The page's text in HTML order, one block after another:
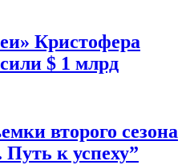
Кристофера
$ 1 млрд
второго сезона
Путь к успеху”